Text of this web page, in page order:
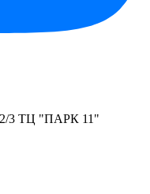
2/3 ТЦ "ПАРК 11"